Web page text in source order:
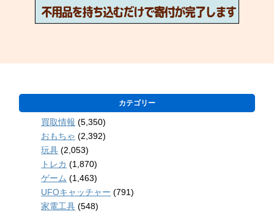
カテゴリー
買取情報 (5,350)
おもちゃ (2,392)
玩具 (2,053)
トレカ (1,870)
ゲーム (1,463)
UFOキャッチャー (791)
家電工具 (548)